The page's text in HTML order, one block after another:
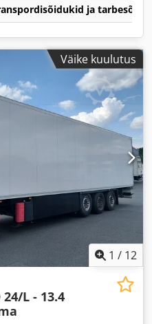
ja
Väike kuulutus
1 / 12
24/L - 13.4